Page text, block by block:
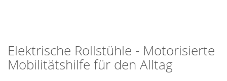
Elektrische Rollstühle - Motorisierte
Mobilitätshilfe für den Alltag